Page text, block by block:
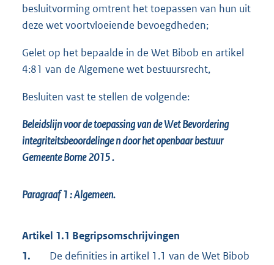
besluitvorming omtrent het toepassen van hun uit
deze wet voortvloeiende bevoegdheden;
Gelet op het bepaalde in de Wet Bibob en artikel
4:81 van de Algemene wet bestuursrecht,
Besluiten vast te stellen de volgende:
Beleidslijn voor de toepassing van de Wet Bevordering
integriteitsbeoordelingen door het openbaar bestuur
Gemeente Borne 2015 .
Paragraaf 1: Algemeen.
Artikel 1.1 Begripsomschrijvingen
1.
De definities in artikel 1.1 van de Wet Bibob